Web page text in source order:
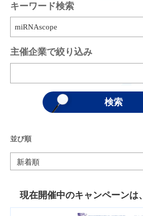
キーワード検索
主催企業で絞り込み
並び順
現在開催中のキャンペーンは、